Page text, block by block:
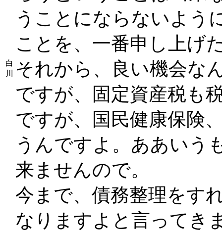
白
川
うことにならないよう
ことを、一番申し上げ
それから、良い機会な
ですが、固定資産税も
ですが、国民健康保険
うんですよ。ああいう
来ませんので。
今まで、債務整理をす
なりますよと言ってき